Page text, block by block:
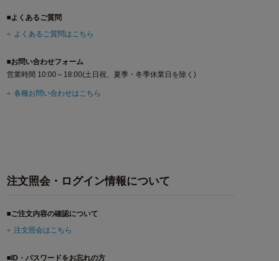
■よくあるご質問
よくあるご質問はこちら
■お問い合わせフォーム
営業時間 10:00～18:00(土日祝、夏季・冬季休業日を除く)
各種お問い合わせはこちら
注文照会・ログイン情報について
■ご注文内容の確認について
注文照会はこちら
■ID・パスワードをお忘れの方